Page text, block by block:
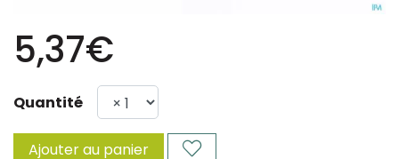
5,37€
Quantité
Ajouter au panier